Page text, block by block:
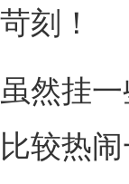
苛刻！
虽然挂
比较热